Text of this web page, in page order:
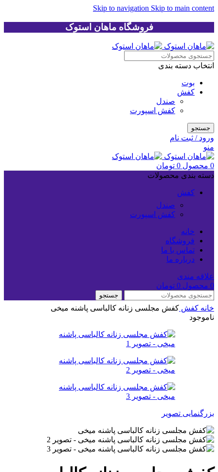
Skip to navigation Skip to main content
فروشگاه ماهان استوک
انتخاب دسته بندی
بوت
کفش
صندل
کفش اسپورت
جستجو
ورود / ثبت نام
منو
0 محصول 0 تومان
دسته بندی محصولات
کفش
صندل
کفش اسپورت
خانه
فروشگاه
تماس با ما
درباره ما
علاقه مندی
0 محصول 0 تومان
جستجو
خانه کفش کفش مجلسی زنانه کالباسی پاشنه میخی
ناموجود
بزرگنمایی تصویر